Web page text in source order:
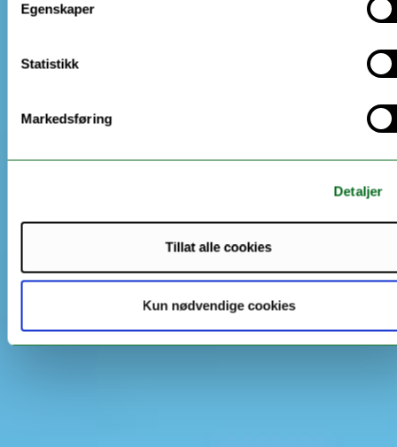
Egenskaper
Statistikk
Markedsføring
Detaljer
Tillat alle cookies
Kun nødvendige cookies